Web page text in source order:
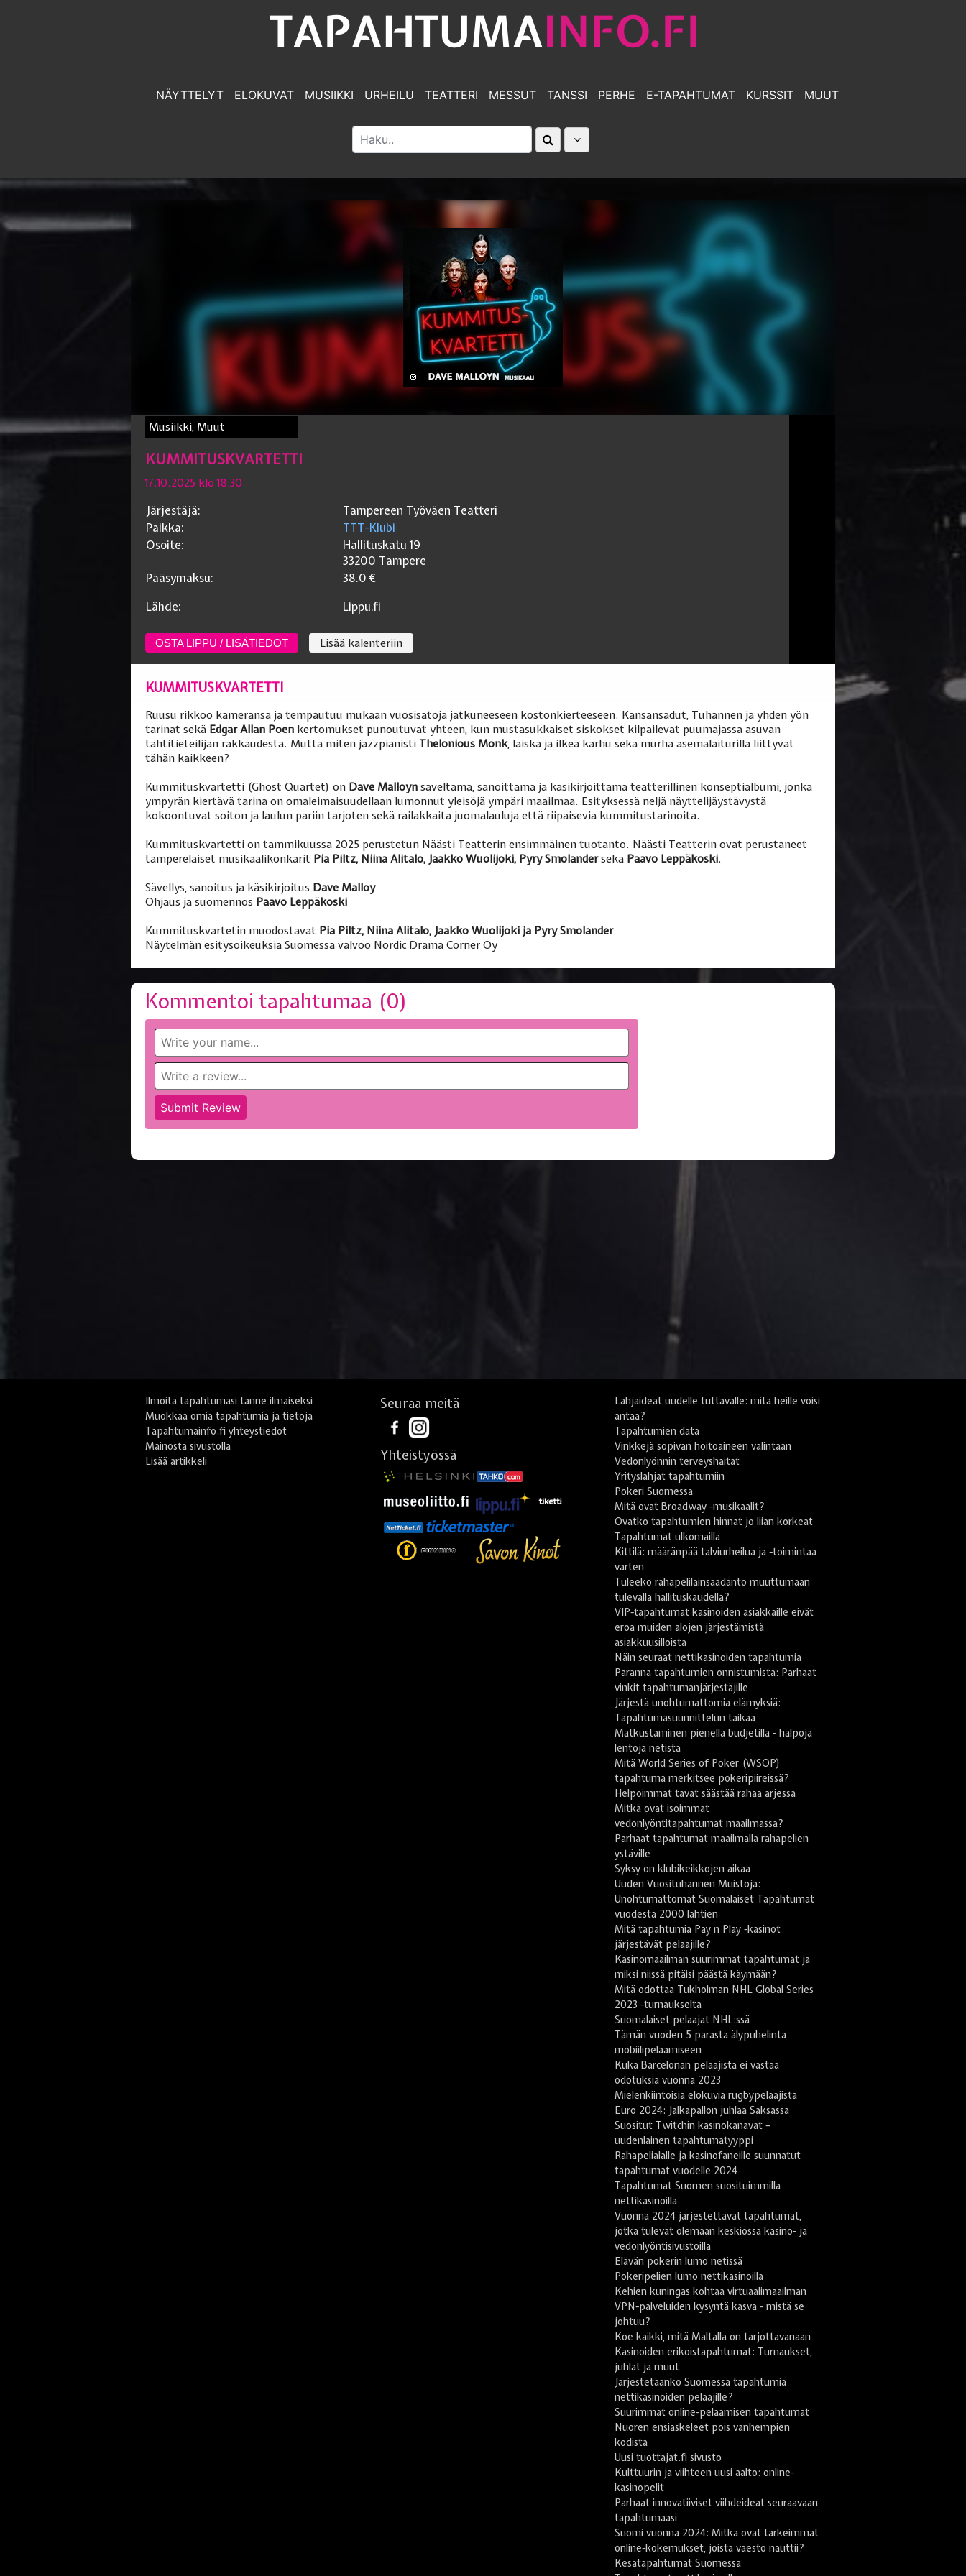
NÄYTTELYT ELOKUVAT MUSIIKKI URHEILU TEATTERI MESSUT TANSSI PERHE E-TAPAHTUMAT KURSSIT MUUT
Musiikki, Muut
KUMMITUSKVARTETTI
17.10.2025 klo 18:30
Järjestäjä:
Tampereen Työväen Teatteri
Paikka:
TTT-Klubi
Osoite:
Hallituskatu 19
33200 Tampere
Pääsymaksu:
38.0 €
Lähde:
Lippu.fi
OSTA LIPPU / LISÄTIEDOT Lisää kalenteriin
KUMMITUSKVARTETTI
Ruusu rikkoo kameransa ja tempautuu mukaan vuosisatoja jatkuneeseen kostonkierteeseen. Kansansadut, Tuhannen ja yhden yön
tarinat sekä Edgar Allan Poen kertomukset punoutuvat yhteen, kun mustasukkaiset siskokset kilpailevat puumajassa asuvan
tähtitieteilijän rakkaudesta. Mutta miten jazzpianisti Thelonious Monk, laiska ja ilkeä karhu sekä murha asemalaiturilla liittyvät
tähän kaikkeen?
Kummituskvartetti (Ghost Quartet) on Dave Malloyn säveltämä, sanoittama ja käsikirjoittama teatterillinen konseptialbumi, jonka
ympyrän kiertävä tarina on omaleimaisuudellaan lumonnut yleisöjä ympäri maailmaa. Esityksessä neljä näyttelijäystävystä
kokoontuvat soiton ja laulun pariin tarjoten sekä railakkaita juomalauluja että riipaisevia kummitustarinoita.
Kummituskvartetti on tammikuussa 2025 perustetun Näästi Teatterin ensimmäinen tuotanto. Näästi Teatterin ovat perustaneet
tamperelaiset musikaalikonkarit Pia Piltz, Niina Alitalo, Jaakko Wuolijoki, Pyry Smolandersekä Paavo Leppäkoski.
Sävellys, sanoitus ja käsikirjoitus Dave Malloy
Ohjaus ja suomennos Paavo Leppäkoski
Kummituskvartetin muodostavat Pia Piltz, Niina Alitalo, Jaakko Wuolijoki ja Pyry Smolander
Näytelmän esitysoikeuksia Suomessa valvoo Nordic Drama Corner Oy
Kommentoi tapahtumaa (0)
Ilmoita tapahtumasi tänne ilmaiseksi
Muokkaa omia tapahtumia ja tietoja
Tapahtumainfo.fi yhteystiedot
Mainosta sivustolla
Lisää artikkeli
Seuraa meitä
Yhteistyössä
Lahjaideat uudelle tuttavalle: mitä heille voisi
antaa?
Tapahtumien data
Vinkkejä sopivan hoitoaineen valintaan
Vedonlyönnin terveyshaitat
Yrityslahjat tapahtumiin
Pokeri Suomessa
Mitä ovat Broadway -musikaalit?
Ovatko tapahtumien hinnat jo liian korkeat
Tapahtumat ulkomailla
Kittilä: määränpää talviurheilua ja -toimintaa
varten
Tuleeko rahapelilainsäädäntö muuttumaan
tulevalla hallituskaudella?
VIP-tapahtumat kasinoiden asiakkaille eivät
eroa muiden alojen järjestämistä
asiakkuusilloista
Näin seuraat nettikasinoiden tapahtumia
Paranna tapahtumien onnistumista: Parhaat
vinkit tapahtumanjärjestäjille
Järjestä unohtumattomia elämyksiä:
Tapahtumasuunnittelun taikaa
Matkustaminen pienellä budjetilla - halpoja
lentoja netistä
Mitä World Series of Poker (WSOP)
tapahtuma merkitsee pokeripiireissä?
Helpoimmat tavat säästää rahaa arjessa
Mitkä ovat isoimmat
vedonlyöntitapahtumat maailmassa?
Parhaat tapahtumat maailmalla rahapelien
ystäville
Syksy on klubikeikkojen aikaa
Uuden Vuosituhannen Muistoja:
Unohtumattomat Suomalaiset Tapahtumat
vuodesta 2000 lähtien
Mitä tapahtumia Pay n Play -kasinot
järjestävät pelaajille?
Kasinomaailman suurimmat tapahtumat ja
miksi niissä pitäisi päästä käymään?
Mitä odottaa Tukholman NHL Global Series
2023 -turnaukselta
Suomalaiset pelaajat NHL:ssä
Tämän vuoden 5 parasta älypuhelinta
mobiilipelaamiseen
Kuka Barcelonan pelaajista ei vastaa
odotuksia vuonna 2023
Mielenkiintoisia elokuvia rugbypelaajista
Euro 2024: Jalkapallon juhlaa Saksassa
Suositut Twitchin kasinokanavat –
uudenlainen tapahtumatyyppi
Rahapelialalle ja kasinofaneille suunnatut
tapahtumat vuodelle 2024
Tapahtumat Suomen suosituimmilla
nettikasinoilla
Vuonna 2024 järjestettävät tapahtumat,
jotka tulevat olemaan keskiössä kasino- ja
vedonlyöntisivustoilla
Elävän pokerin lumo netissä
Pokeripelien lumo nettikasinoilla
Kehien kuningas kohtaa virtuaalimaailman
VPN-palveluiden kysyntä kasva - mistä se
johtuu?
Koe kaikki, mitä Maltalla on tarjottavanaan
Kasinoiden erikoistapahtumat: Turnaukset,
juhlat ja muut
Järjestetäänkö Suomessa tapahtumia
nettikasinoiden pelaajille?
Suurimmat online-pelaamisen tapahtumat
Nuoren ensiaskeleet pois vanhempien
kodista
Uusi tuottajat.fi sivusto
Kulttuurin ja viihteen uusi aalto: online-
kasinopelit
Parhaat innovatiiviset viihdeideat seuraavaan
tapahtumaasi
Suomi vuonna 2024: Mitkä ovat tärkeimmät
online-kokemukset, joista väestö nauttii?
Kesätapahtumat Suomessa